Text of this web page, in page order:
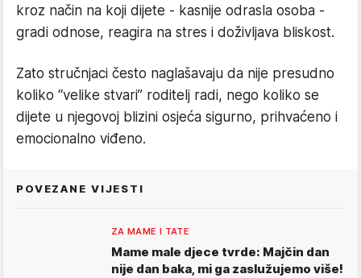
kroz način na koji dijete - kasnije odrasla osoba -
gradi odnose, reagira na stres i doživljava bliskost.
Zato stručnjaci često naglašavaju da nije presudno
koliko “velike stvari” roditelj radi, nego koliko se
dijete u njegovoj blizini osjeća sigurno, prihvaćeno i
emocionalno viđeno.
POVEZANE VIJESTI
ZA MAME I TATE
Mame male djece tvrde: Majčin dan
nije dan baka, mi ga zaslužujemo više!